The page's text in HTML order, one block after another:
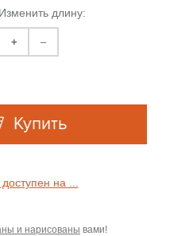
Изменить длину:
+ –
Купить
на ...
и нарисованы вами!